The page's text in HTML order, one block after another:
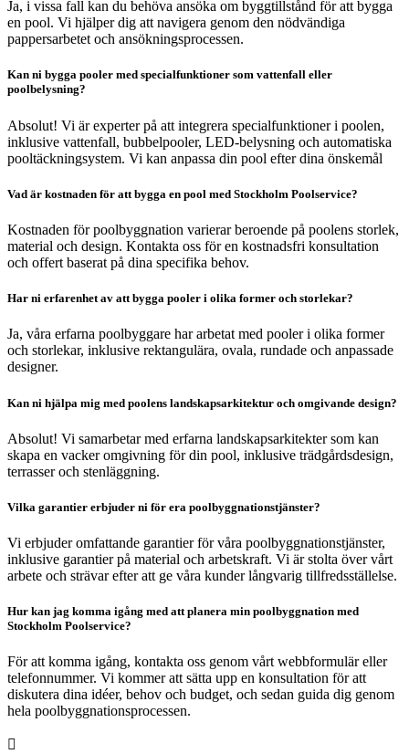
Ja, i vissa fall kan du behöva ansöka om byggtillstånd för att bygga
en pool. Vi hjälper dig att navigera genom den nödvändiga
pappersarbetet och ansökningsprocessen.
Kan ni bygga pooler med specialfunktioner som vattenfall eller
poolbelysning?
Absolut! Vi är experter på att integrera specialfunktioner i poolen,
inklusive vattenfall, bubbelpooler, LED-belysning och automatiska
pooltäckningsystem. Vi kan anpassa din pool efter dina önskemål
Vad är kostnaden för att bygga en pool med Stockholm Poolservice?
Kostnaden för poolbyggnation varierar beroende på poolens storlek,
material och design. Kontakta oss för en kostnadsfri konsultation
och offert baserat på dina specifika behov.
Har ni erfarenhet av att bygga pooler i olika former och storlekar?
Ja, våra erfarna poolbyggare har arbetat med pooler i olika former
och storlekar, inklusive rektangulära, ovala, rundade och anpassade
designer.
Kan ni hjälpa mig med poolens landskapsarkitektur och omgivande design?
Absolut! Vi samarbetar med erfarna landskapsarkitekter som kan
skapa en vacker omgivning för din pool, inklusive trädgårdsdesign,
terrasser och stenläggning.
Vilka garantier erbjuder ni för era poolbyggnationstjänster?
Vi erbjuder omfattande garantier för våra poolbyggnationstjänster,
inklusive garantier på material och arbetskraft. Vi är stolta över vårt
arbete och strävar efter att ge våra kunder långvarig tillfredsställelse.
Hur kan jag komma igång med att planera min poolbyggnation med
Stockholm Poolservice?
För att komma igång, kontakta oss genom vårt webbformulär eller
telefonnummer. Vi kommer att sätta upp en konsultation för att
diskutera dina idéer, behov och budget, och sedan guida dig genom
hela poolbyggnationsprocessen.
